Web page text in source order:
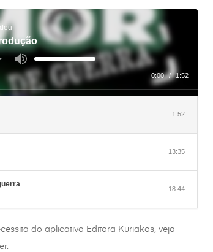
Use
as
setas
cima/baixo
para
aumentar
0:00 / 1:52
1:52
13:35
18:44
do aplicativo Editora Kuriakos, veja